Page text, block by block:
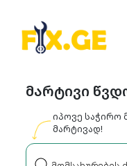
მარტივი
იპოვე საჭირო
მარტივად!